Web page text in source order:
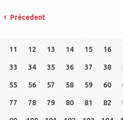
Précedent
11 12 13 14 15 16
33 34 35 36 37 38
55 56 57 58 59 60
77 78 79 80 81 82